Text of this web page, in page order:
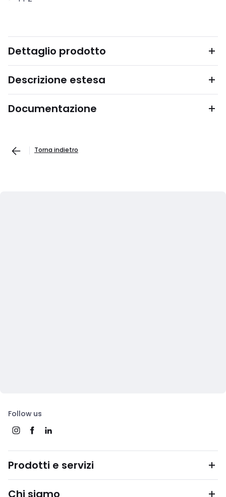
Dettaglio prodotto
Descrizione estesa
Documentazione
Torna indietro
Follow us
Prodotti e servizi
Chi siamo